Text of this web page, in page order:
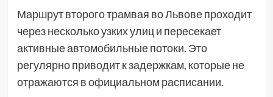
Маршрут второго трамвая во Львове проходит
через несколько узких улиц и пересекает
активные автомобильные потоки. Это
регулярно приводит к задержкам, которые не
отражаются в официальном расписании.